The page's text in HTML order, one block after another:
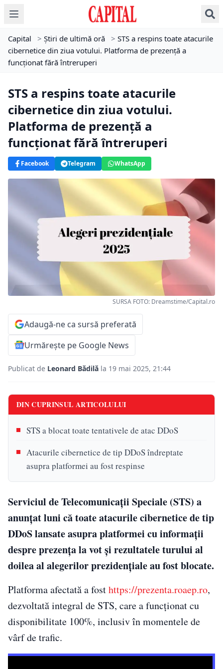
Capital > Știri de ultimă oră > STS a respins toate atacurile
cibernetice din ziua votului. Platforma de prezență a
funcționat fără întreruperi
STS a respins toate atacurile
cibernetice din ziua votului.
Platforma de prezență a
funcționat fără întreruperi
Facebook Telegram WhatsApp
SURSA FOTO: Dreamstime/Capital.ro
Adaugă-ne ca sursă preferată
Urmărește pe Google News
Publicat de Leonard Bădilă la 19 mai 2025, 21:44
DIN CUPRINSUL ARTICOLULUI
STS a blocat toate tentativele de atac DDoS
Atacurile cibernetice de tip DDoS îndreptate
asupra platformei au fost respinse
Serviciul de Telecomunicaţii Speciale (STS) a
anunțat luni că toate atacurile cibernetice de tip
DDoS lansate asupra platformei cu informații
despre prezența la vot și rezultatele turului al
doilea al alegerilor prezidențiale au fost blocate.
Platforma afectată a fosthttps://prezenta.roaep.ro,
dezvoltată integral de STS, care a funcționat cu
disponibilitate 100%, inclusiv în momentele de
vârf de trafic.